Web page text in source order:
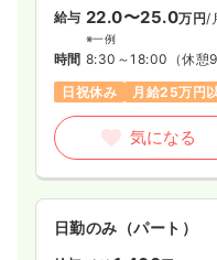
給与 22.0〜25.0万円/
※一例
時間 8:30～18:00 （休憩
日祝休み
月給25万円
気になる
日勤のみ（パート）